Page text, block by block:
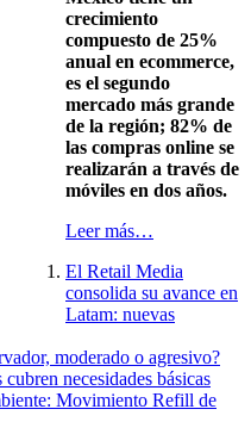
crecimiento
compuesto de 25%
anual en ecommerce,
es el segundo
mercado más grande
de la región; 82% de
las compras online se
realizarán a través de
móviles en dos años.
Leer más…
El Retail Media
consolida su avance en
Latam: nuevas
moderado o agresivo?
necesidades básicas
Movimiento Refill de